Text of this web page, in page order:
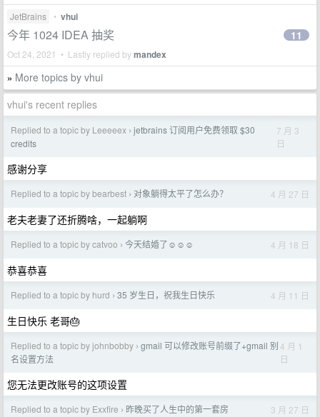
JetBrains • vhui
今年 1024 IDEA 抽奖
Oct 24, 2021 • Lastly replied bymandex
11
» More topics by vhui
vhui's recent replies
Replied to a topic by Leeeeex › jetbrains 订阅用户免费领取 $30
credits
7 月 3
日
感谢分享
Replied to a topic by bearbest › 对象躺得太平了怎么办？ 4 月 27 日
老夫老妻了还折腾啥，一起躺啊
Replied to a topic by catvoo › 今天结婚了☺️☺️☺️ 4 月 18 日
恭喜恭喜
Replied to a topic by hurd › 35 岁生日，祝我生日快乐 4 月 11 日
生日快乐 老哥🎂
Replied to a topic by johnbobby › gmail 可以修改账号前缀了+gmail 别
名设置方法
4 月 1
日
您无法更改账号的这项设置
Replied to a topic by Exxfire › 昨晚买了人生中的第一套房 3 月 27 日